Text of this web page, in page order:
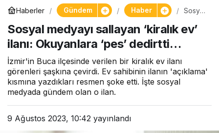
Haberler Gündem Haber
Sosyal
yı
sallaya
ilanı:
Okuya
Sosyal medyayı sallayan ‘kiralık ev’
ilanı: Okuyanlara ‘pes’ dedirtti…
İzmir'in Buca ilçesinde verilen bir kiralık ev ilanı
görenleri şaşkına çevirdi. Ev sahibinin ilanın 'açıklama'
kısmına yazdıkları resmen şoke etti. İşte sosyal
medyada gündem olan o ilan.
9 Ağustos 2023, 10:42 yayınlandı